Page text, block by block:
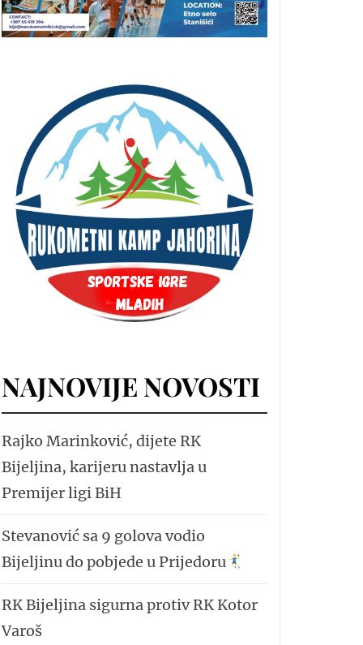
NAJNOVIJE NOVOSTI
Rajko Marinković, dijete RK
Bijeljina, karijeru nastavlja u
Premijer ligi BiH
Stevanović sa 9 golova vodio
Bijeljinu do pobjede u Prijedoru
RK Bijeljina sigurna protiv RK Kotor
Varoš